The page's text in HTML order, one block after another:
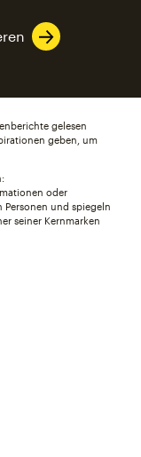
gelesen
geben, um
oder
und spiegeln
seiner Kernmarken